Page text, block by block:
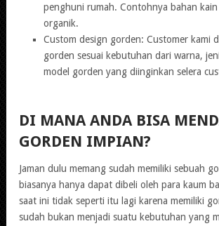
penghuni rumah. Contohnya bahan
organik.
Custom design gorden: Customer kami
gorden sesuai kebutuhan dari warna,
model gorden yang diinginkan selera
DI MANA ANDA BISA
GORDEN IMPIAN?
Jaman dulu memang sudah memiliki sebuah
biasanya hanya dapat dibeli oleh para kaum
saat ini tidak seperti itu lagi karena memiliki
sudah bukan menjadi suatu kebutuhan yang